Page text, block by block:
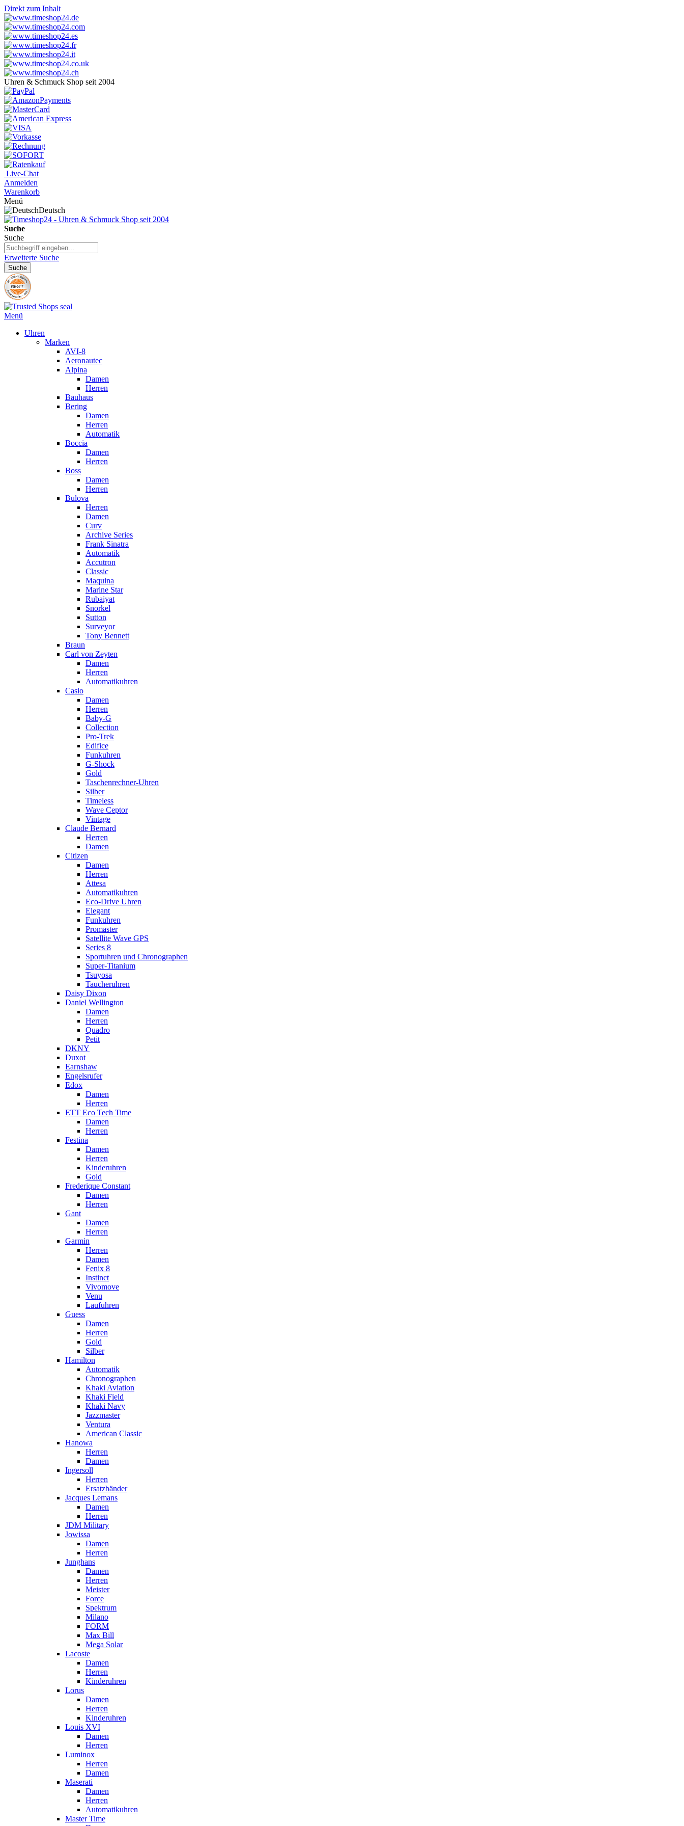
Direkt zum Inhalt
Uhren & Schmuck Shop seit 2004
Live-Chat
Anmelden
Warenkorb
Menü
Deutsch
Suche
Suche
Erweiterte Suche
Suche
Menü
Uhren
Marken
AVI-8
Aeronautec
Alpina
Damen
Herren
Bauhaus
Bering
Damen
Herren
Automatik
Boccia
Damen
Herren
Boss
Damen
Herren
Bulova
Herren
Damen
Curv
Archive Series
Frank Sinatra
Automatik
Accutron
Classic
Maquina
Marine Star
Rubaiyat
Snorkel
Sutton
Surveyor
Tony Bennett
Braun
Carl von Zeyten
Damen
Herren
Automatikuhren
Casio
Damen
Herren
Baby-G
Collection
Pro-Trek
Edifice
Funkuhren
G-Shock
Gold
Taschenrechner-Uhren
Silber
Timeless
Wave Ceptor
Vintage
Claude Bernard
Herren
Damen
Citizen
Damen
Herren
Attesa
Automatikuhren
Eco-Drive Uhren
Elegant
Funkuhren
Promaster
Satellite Wave GPS
Series 8
Sportuhren und Chronographen
Super-Titanium
Tsuyosa
Taucheruhren
Daisy Dixon
Daniel Wellington
Damen
Herren
Quadro
Petit
DKNY
Duxot
Earnshaw
Engelsrufer
Edox
Damen
Herren
ETT Eco Tech Time
Damen
Herren
Festina
Damen
Herren
Kinderuhren
Gold
Frederique Constant
Damen
Herren
Gant
Damen
Herren
Garmin
Herren
Damen
Fenix 8
Instinct
Vivomove
Venu
Laufuhren
Guess
Damen
Herren
Gold
Silber
Hamilton
Automatik
Chronographen
Khaki Aviation
Khaki Field
Khaki Navy
Jazzmaster
Ventura
American Classic
Hanowa
Herren
Damen
Ingersoll
Herren
Ersatzbänder
Jacques Lemans
Damen
Herren
JDM Military
Jowissa
Damen
Herren
Junghans
Damen
Herren
Meister
Force
Spektrum
Milano
FORM
Max Bill
Mega Solar
Lacoste
Damen
Herren
Kinderuhren
Lorus
Damen
Herren
Kinderuhren
Louis XVI
Damen
Herren
Luminox
Herren
Damen
Maserati
Damen
Herren
Automatikuhren
Master Time